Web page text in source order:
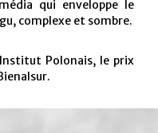
qui enveloppe le
complexe et sombre.
Polonais, le prix